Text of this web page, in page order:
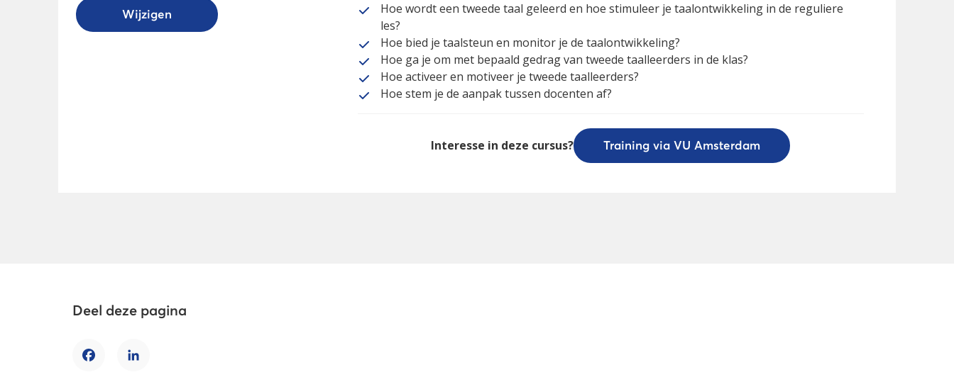
Wijzigen
Hoe wordt een tweede taal geleerd en hoe stimuleer je taalontwikkeling in de reguliere
les?
Hoe bied je taalsteun en monitor je de taalontwikkeling?
Hoe ga je om met bepaald gedrag van tweede taalleerders in de klas?
Hoe activeer en motiveer je tweede taalleerders?
Hoe stem je de aanpak tussen docenten af?
Interesse in deze cursus? Training via VU Amsterdam
Deel deze pagina
FacebookLinkedIn